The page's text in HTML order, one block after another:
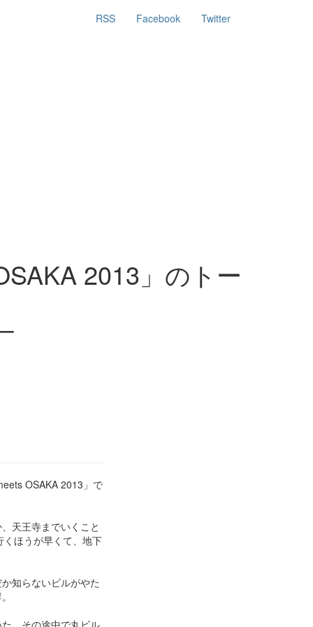
RSS Facebook Twitter
2013」のトー
OSAKA 2013」で
天王寺までいくこと
ほうが早くて、地下
知らないビルがやた
。その途中で丸ビル